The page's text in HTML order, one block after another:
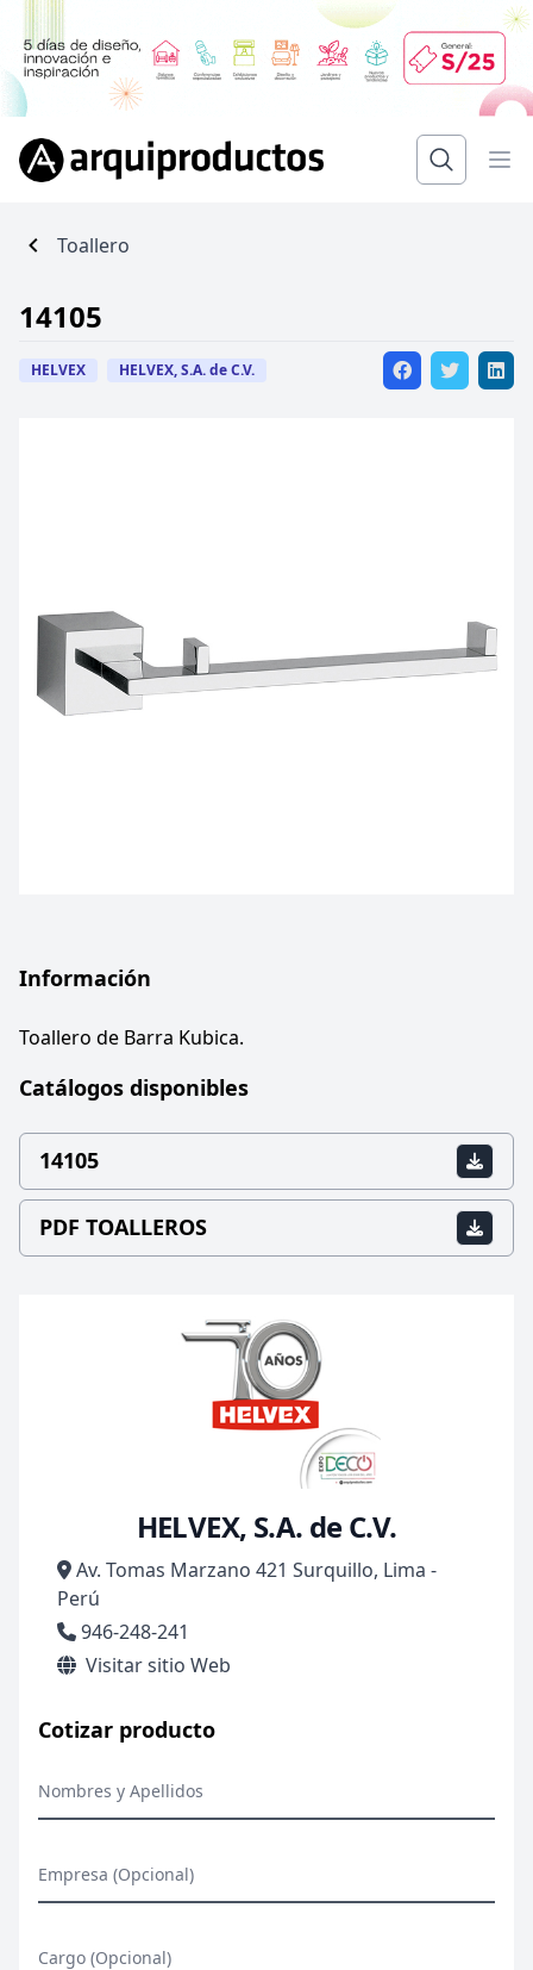
Toallero
14105
HELVEX HELVEX, S.A. de C.V.
Información
Toallero de Barra Kubica.
Catálogos disponibles
14105
PDF TOALLEROS
HELVEX, S.A. de C.V.
Av. Tomas Marzano 421 Surquillo, Lima -
Perú
946-248-241
Visitar sitio Web
Cotizar producto
Nombres y Apellidos
Empresa (Opcional)
Cargo (Opcional)